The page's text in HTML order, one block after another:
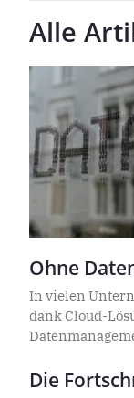
Alle
Ohne
In vielen
dank Cloud-
Umsetzung
Die